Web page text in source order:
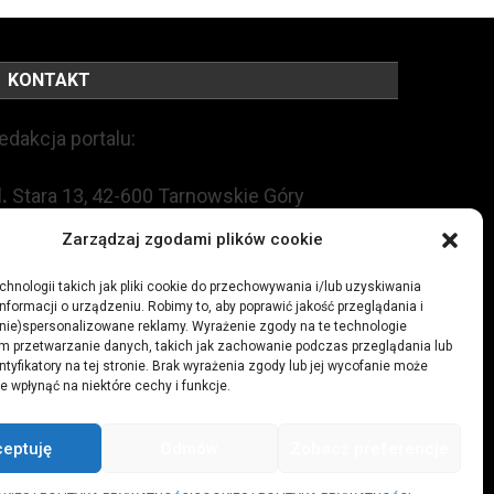
Zarządzaj zgodami plików cookie
takich jak pliki cookie do przechowywania i/lub uzyskiwania
o urządzeniu. Robimy to, aby poprawić jakość przeglądania i
reklamy. Wyrażenie zgody na te technologie
przetwarzanie danych, takich jak zachowanie podczas przeglądania lub
na tej stronie. Brak wyrażenia zgody lub jej wycofanie może
wpłynąć na niektóre cechy i funkcje.
KONTAKT
portalu:
Stara 13, 42-600 Tarnowskie Góry
+48 509 547 822
redakcja@czytamiwiem.pl
biuro@czytamiwiem.pl